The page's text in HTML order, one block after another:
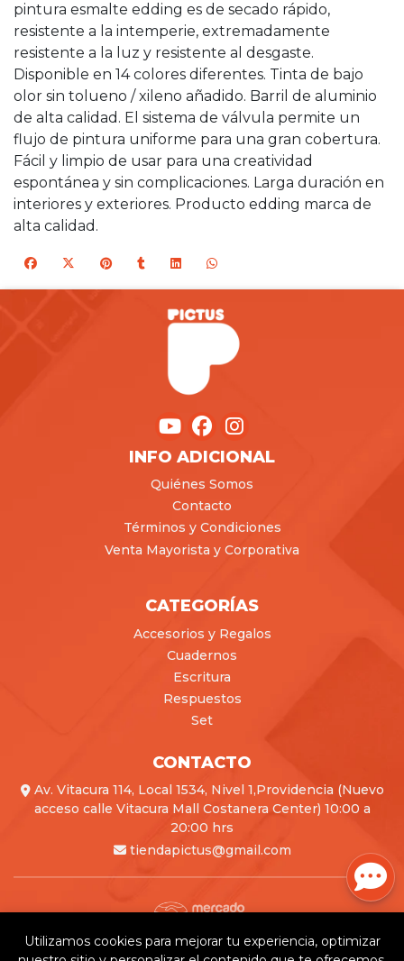
pintura esmalte edding es de secado rápido,
resistente a la intemperie, extremadamente
resistente a la luz y resistente al desgaste.
Disponible en 14 colores diferentes. Tinta de bajo
olor sin tolueno / xileno añadido. Barril de aluminio
de alta calidad. El sistema de válvula permite un
flujo de pintura uniforme para una gran cobertura.
Fácil y limpio de usar para una creatividad
espontánea y sin complicaciones. Larga duración en
interiores y exteriores. Producto edding marca de
alta calidad.
INFO ADICIONAL
Quiénes Somos
Contacto
Términos y Condiciones
Venta Mayorista y Corporativa
CATEGORÍAS
Accesorios y Regalos
Cuadernos
Escritura
Respuestos
Set
CONTACTO
Av. Vitacura 114, Local 1534, Nivel 1,Providencia (Nuevo
acceso calle Vitacura Mall Costanera Center) 10:00 a
20:00 hrs
tiendapictus@gmail.com
Pictus © 2026
Utilizamos cookies para mejorar tu experiencia, optimizar